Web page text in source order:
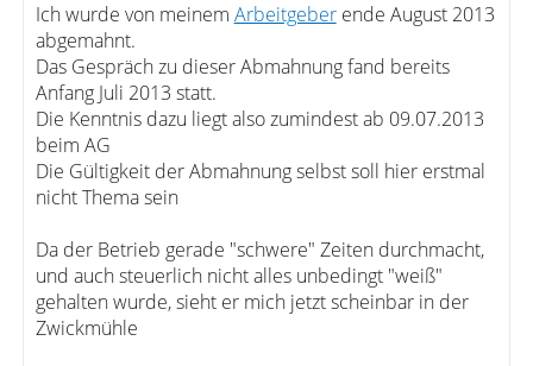
Ich wurde von meinem Arbeitgeber ende August 2013
abgemahnt.
Das Gespräch zu dieser Abmahnung fand bereits
Anfang Juli 2013 statt.
Die Kenntnis dazu liegt also zumindest ab 09.07.2013
beim AG
Die Gültigkeit der Abmahnung selbst soll hier erstmal
nicht Thema sein
Da der Betrieb gerade "schwere" Zeiten durchmacht,
und auch steuerlich nicht alles unbedingt "weiß"
gehalten wurde, sieht er mich jetzt scheinbar in der
Zwickmühle